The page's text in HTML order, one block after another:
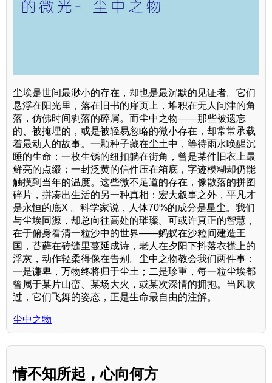
尘埃是世间最渺小的存在，却也是最沉默的见证者。它们
悬浮在阳光里，落在旧书的扉页上，堆积在无人问津的角
落，仿佛时间剥落的碎屑。而尘中之物——那些被遗忘
的、被掩埋的，或是被轻易忽略的微小存在，却常常承载
着最动人的故事。一颗种子藏在尘土中，等待雨水唤醒沉
睡的生命；一枚生锈的纽扣躺在街角，曾是某件旧衣上最
鲜亮的点缀；一封泛黄的信件压在箱底，字迹模糊却仍能
触摸到当年的温度。这些微不足道的存在，像散落的拼图
碎片，拼凑出生活的另一种真相：宏大叙事之外，平凡才
是永恒的底X 。科学家说，人体70%的成分是星尘。我们
与尘埃同源，却总向往高处的璀璨。可或许真正的智慧，
在于俯身看清一粒沙中的世界——蚂蚁在沙粒间建造王
国，苔藓在砖缝里蔓延成诗，老人在夕阳下抖落衣襟上的
浮灰，动作轻柔得像在告别。尘中之物教会我们两件事：
一是谦卑，万物终将归于尘土；二是珍重，每一粒尘埃都
曾属于某片山峦、某场大火，或某次深情的拥抱。当风吹
过，它们飞舞的姿态，正是生命最自由的注解。
尘中之物
情不知所起，心向何方